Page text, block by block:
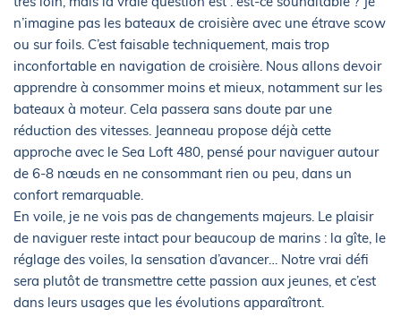
n’imagine pas les bateaux de croisière avec une étrave scow
ou sur foils. C’est faisable techniquement, mais trop
inconfortable en navigation de croisière. Nous allons devoir
apprendre à consommer moins et mieux, notamment sur les
bateaux à moteur. Cela passera sans doute par une
réduction des vitesses. Jeanneau propose déjà cette
approche avec le Sea Loft 480, pensé pour naviguer autour
de 6-8 nœuds en ne consommant rien ou peu, dans un
confort remarquable.
En voile, je ne vois pas de changements majeurs. Le plaisir
de naviguer reste intact pour beaucoup de marins : la gîte, le
réglage des voiles, la sensation d’avancer… Notre vrai défi
sera plutôt de transmettre cette passion aux jeunes, et c’est
dans leurs usages que les évolutions apparaîtront.